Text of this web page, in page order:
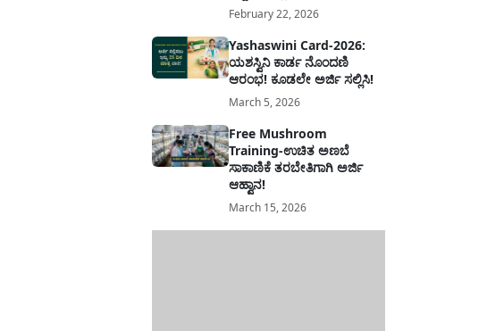
February 22, 2026
Yashaswini Card-2026:
ಯಶಸ್ವಿನಿ ಕಾರ್ಡ ನೊಂದಣಿ
ಆರಂಭ! ಕೂಡಲೇ ಅರ್ಜಿ ಸಲ್ಲಿಸಿ!
March 5, 2026
Free Mushroom
Training-ಉಚಿತ ಅಣಬೆ
ಸಾಕಾಣಿಕೆ ತರಬೇತಿಗಾಗಿ ಅರ್ಜಿ
ಆಹ್ವಾನ!
March 15, 2026